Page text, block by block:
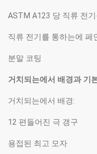
ASTM A123 당 직류 전
직류 전기를 통하는에 페
분말 코팅
거치되는에서 배경과 기
거치되는에서 배경:
12 편들어진 극 갱구
용접된 최고 모자